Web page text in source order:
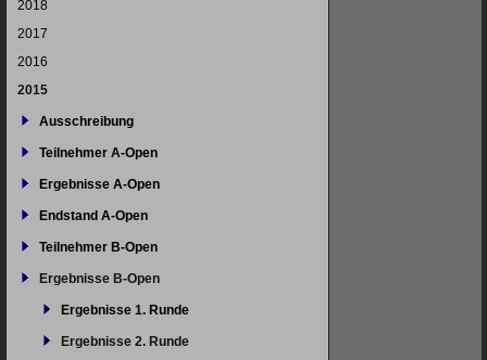
2018
2017
2016
2015
Ausschreibung
Teilnehmer A-Open
Ergebnisse A-Open
Endstand A-Open
Teilnehmer B-Open
Ergebnisse B-Open
Ergebnisse 1. Runde
Ergebnisse 2. Runde